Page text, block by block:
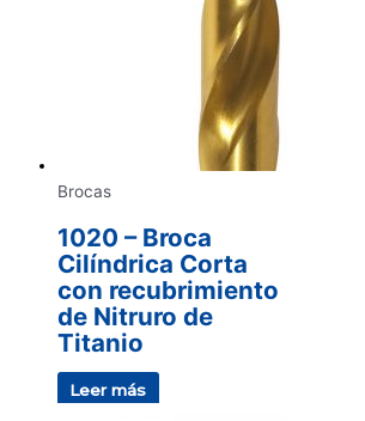
Brocas
1020 – Broca
Cilíndrica Corta
con recubrimiento
de Nitruro de
Titanio
Leer más